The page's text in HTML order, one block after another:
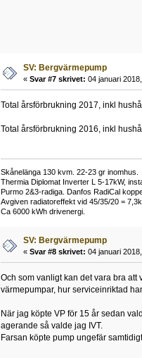
SV: Bergvärmepump
« Svar #7 skrivet: 04 januari
Total årsförbrukning 2017, inkl
Total årsförbrukning 2016, inkl
Skånelänga 130 kvm. 22-23 gr inomhus.
Thermia Diplomat Inverter L 5-17kW,
Purmo 2&3-radiga. Danfos RadiCal
Avgiven radiatoreffekt vid 45/35/20 =
Ca 6000 kWh drivenergi.
SV: Bergvärmepump
« Svar #8 skrivet: 04 januari
Och som vanligt kan det vara bra
värmepumpar, hur serviceinriktad
När jag köpte VP för 15 år sedan
agerande så valde jag IVT.
Farsan köpte pump ungefär